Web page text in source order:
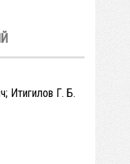
Итигилов Г. Б.